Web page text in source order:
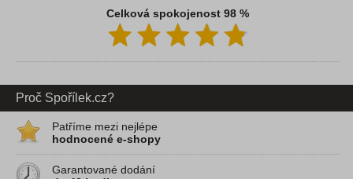
Celková spokojenost 98 %
Proč Spořílek.cz?
Patříme mezi nejlépe
hodnocené e-shopy
Garantované dodání